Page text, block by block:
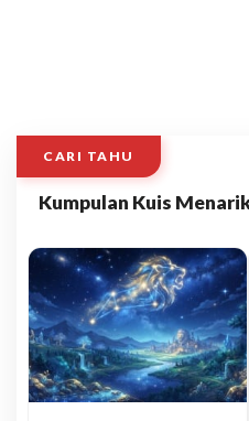
CARI TAHU
Kumpulan Kuis